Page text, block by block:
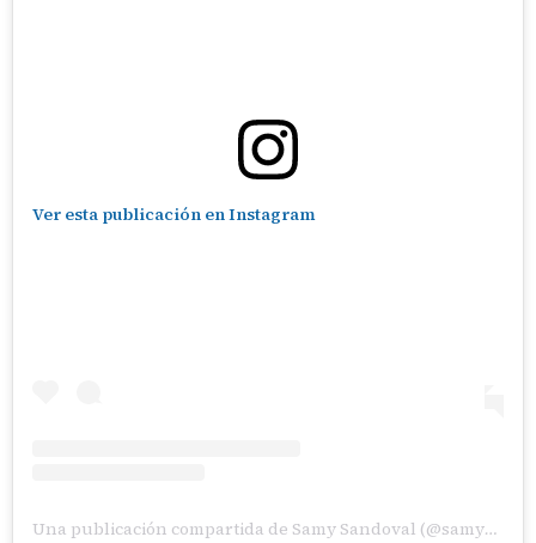
Ver esta publicación en Instagram
Una publicación compartida de Samy Sandoval (@samysandovals)